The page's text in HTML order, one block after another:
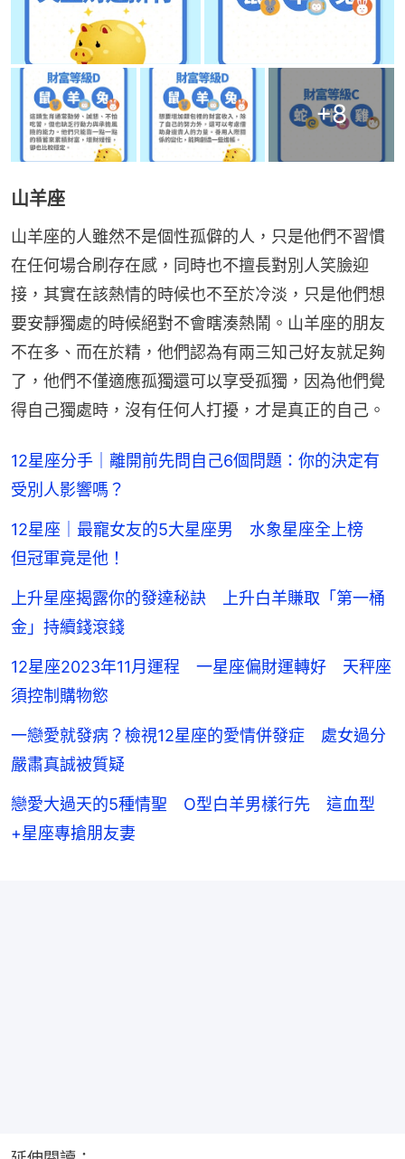
+8
山羊座
山羊座的人雖然不是個性孤僻的人，只是他們不習慣
在任何場合刷存在感，同時也不擅長對別人笑臉迎
接，其實在該熱情的時候也不至於冷淡，只是他們想
要安靜獨處的時候絕對不會瞎湊熱鬧。山羊座的朋友
不在多、而在於精，他們認為有兩三知己好友就足夠
了，他們不僅適應孤獨還可以享受孤獨，因為他們覺
得自己獨處時，沒有任何人打擾，才是真正的自己。
12星座分手｜離開前先問自己6個問題：你的決定有
受別人影響嗎？
12星座｜最寵女友的5大星座男 水象星座全上榜
但冠軍竟是他！
上升星座揭露你的發達秘訣 上升白羊賺取「第一桶
金」持續錢滾錢
12星座2023年11月運程 一星座偏財運轉好 天秤座
須控制購物慾
一戀愛就發病？檢視12星座的愛情併發症 處女過分
嚴肅真誠被質疑
戀愛大過天的5種情聖 O型白羊男樣行先 這血型
+星座專搶朋友妻